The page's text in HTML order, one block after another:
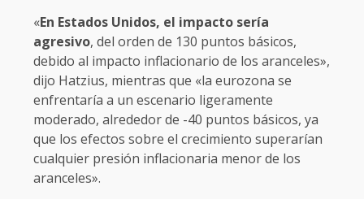
«En Estados Unidos, el impacto sería
agresivo, del orden de 130 puntos básicos,
debido al impacto inflacionario de los aranceles»,
dijo Hatzius, mientras que «la eurozona se
enfrentaría a un escenario ligeramente
moderado, alrededor de -40 puntos básicos, ya
que los efectos sobre el crecimiento superarían
cualquier presión inflacionaria menor de los
aranceles».